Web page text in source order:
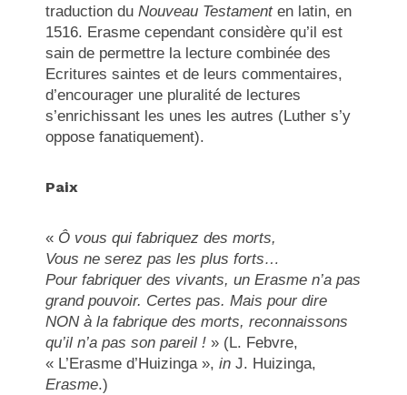
traduction duNouveau Testamenten latin, en
1516. Erasme cependant considère qu’il est
sain de permettre la lecture combinée des
Ecritures saintes et de leurs commentaires,
d’encourager une pluralité de lectures
s’enrichissant les unes les autres (Luther s’y
oppose fanatiquement).
Paix
« Ô vous qui fabriquez des morts,
Vous ne serez pas les plus forts…
Pour fabriquer des vivants, un Erasme n’a pas
grand pouvoir. Certes pas. Mais pour dire
NON à la fabrique des morts, reconnaissons
qu’il n’a pas son pareil !» (L. Febvre,
« L’Erasme d’Huizinga »,inJ. Huizinga,
Erasme.)